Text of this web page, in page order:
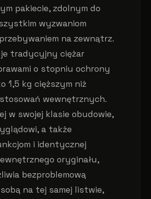
pakiecie, zdolnym do
wyzwaniom
na zewnątrz.
tradycyjny ciężar
o stopniu ochrony
1,5 kg cięższym niż
wewnętrznych.
w swojej klasie obudowie,
a także
i identycznej
oryginału,
bezproblemową
na tej samej listwie,